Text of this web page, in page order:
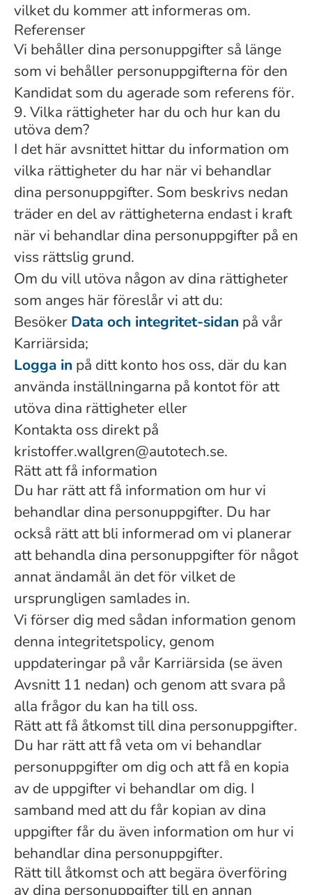
vilket du kommer att informeras om.
Referenser
Vi behåller dina personuppgifter så länge
som vi behåller personuppgifterna för den
Kandidat som du agerade som referens för.
9. Vilka rättigheter har du och hur kan du
utöva dem?
I det här avsnittet hittar du information om
vilka rättigheter du har när vi behandlar
dina personuppgifter. Som beskrivs nedan
träder en del av rättigheterna endast i kraft
när vi behandlar dina personuppgifter på en
viss rättslig grund.
Om du vill utöva någon av dina rättigheter
som anges här föreslår vi att du:
Besöker Data och integritet-sidan på vår
Karriärsida;
Logga in på ditt konto hos oss, där du kan
använda inställningarna på kontot för att
utöva dina rättigheter eller
Kontakta oss direkt på
kristoffer.wallgren@autotech.se.
Rätt att få information
Du har rätt att få information om hur vi
behandlar dina personuppgifter. Du har
också rätt att bli informerad om vi planerar
att behandla dina personuppgifter för något
annat ändamål än det för vilket de
ursprungligen samlades in.
Vi förser dig med sådan information genom
denna integritetspolicy, genom
uppdateringar på vår Karriärsida (se även
Avsnitt 11 nedan) och genom att svara på
alla frågor du kan ha till oss.
Rätt att få åtkomst till dina personuppgifter.
Du har rätt att få veta om vi behandlar
personuppgifter om dig och att få en kopia
av de uppgifter vi behandlar om dig. I
samband med att du får kopian av dina
uppgifter får du även information om hur vi
behandlar dina personuppgifter.
Rätt till åtkomst och att begära överföring
av dina personuppgifter till en annan